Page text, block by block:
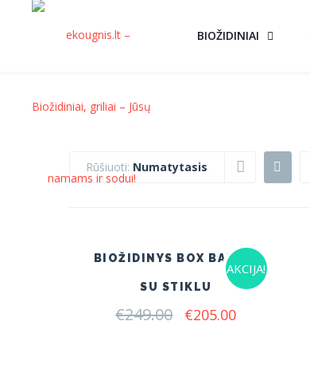
BIOŽIDINIAI
Rūšiuoti: Numatytasis
AKCIJA!
BIOŽIDINYS BOX BALTAS
SU STIKLU
€249.00 Original
€205.00Current